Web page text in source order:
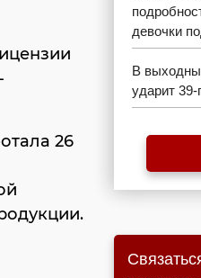
26
девочки
В
ударит